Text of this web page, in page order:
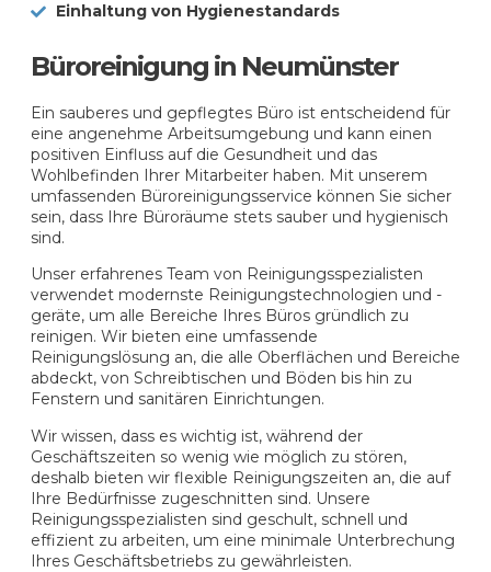
Einhaltung von Hygienestandards
Büroreinigung in Neumünster
Ein sauberes und gepflegtes Büro ist entscheidend für
eine angenehme Arbeitsumgebung und kann einen
positiven Einfluss auf die Gesundheit und das
Wohlbefinden Ihrer Mitarbeiter haben. Mit unserem
umfassenden Büroreinigungsservice können Sie sicher
sein, dass Ihre Büroräume stets sauber und hygienisch
sind.
Unser erfahrenes Team von Reinigungsspezialisten
verwendet modernste Reinigungstechnologien und -
geräte, um alle Bereiche Ihres Büros gründlich zu
reinigen. Wir bieten eine umfassende
Reinigungslösung an, die alle Oberflächen und Bereiche
abdeckt, von Schreibtischen und Böden bis hin zu
Fenstern und sanitären Einrichtungen.
Wir wissen, dass es wichtig ist, während der
Geschäftszeiten so wenig wie möglich zu stören,
deshalb bieten wir flexible Reinigungszeiten an, die auf
Ihre Bedürfnisse zugeschnitten sind. Unsere
Reinigungsspezialisten sind geschult, schnell und
effizient zu arbeiten, um eine minimale Unterbrechung
Ihres Geschäftsbetriebs zu gewährleisten.